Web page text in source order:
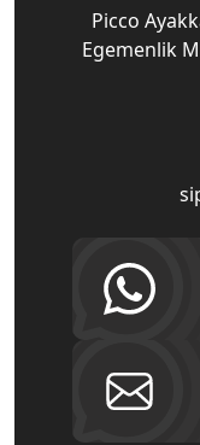
Picco
Egemenlik